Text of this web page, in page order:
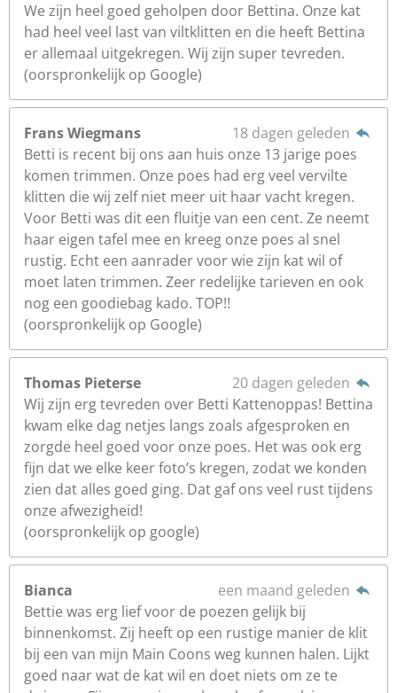
We zijn heel goed geholpen door Bettina. Onze kat
had heel veel last van viltklitten en die heeft Bettina
er allemaal uitgekregen. Wij zijn super tevreden.
(oorspronkelijk op Google)
Frans Wiegmans
18 dagen geleden
Betti is recent bij ons aan huis onze 13 jarige poes
komen trimmen. Onze poes had erg veel vervilte
klitten die wij zelf niet meer uit haar vacht kregen.
Voor Betti was dit een fluitje van een cent. Ze neemt
haar eigen tafel mee en kreeg onze poes al snel
rustig. Echt een aanrader voor wie zijn kat wil of
moet laten trimmen. Zeer redelijke tarieven en ook
nog een goodiebag kado. TOP!!
(oorspronkelijk op Google)
Thomas Pieterse
20 dagen geleden
Wij zijn erg tevreden over Betti Kattenoppas! Bettina
kwam elke dag netjes langs zoals afgesproken en
zorgde heel goed voor onze poes. Het was ook erg
fijn dat we elke keer foto’s kregen, zodat we konden
zien dat alles goed ging. Dat gaf ons veel rust tijdens
onze afwezigheid!
(oorspronkelijk op google)
Bianca
een maand geleden
Bettie was erg lief voor de poezen gelijk bij
binnenkomst. Zij heeft op een rustige manier de klit
bij een van mijn Main Coons weg kunnen halen. Lijkt
goed naar wat de kat wil en doet niets om ze te